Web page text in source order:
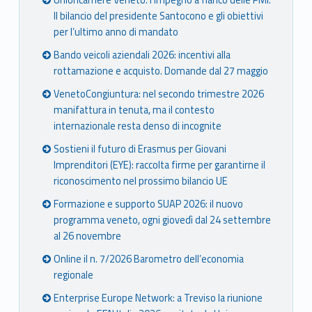
Il bilancio del presidente Santocono e gli obiettivi
per l’ultimo anno di mandato
Bando veicoli aziendali 2026: incentivi alla
rottamazione e acquisto. Domande dal 27 maggio
VenetoCongiuntura: nel secondo trimestre 2026
manifattura in tenuta, ma il contesto
internazionale resta denso di incognite
Sostieni il futuro di Erasmus per Giovani
Imprenditori (EYE): raccolta firme per garantirne il
riconoscimento nel prossimo bilancio UE
Formazione e supporto SUAP 2026: il nuovo
programma veneto, ogni giovedì dal 24 settembre
al 26 novembre
Online il n. 7/2026 Barometro dell’economia
regionale
Enterprise Europe Network: a Treviso la riunione